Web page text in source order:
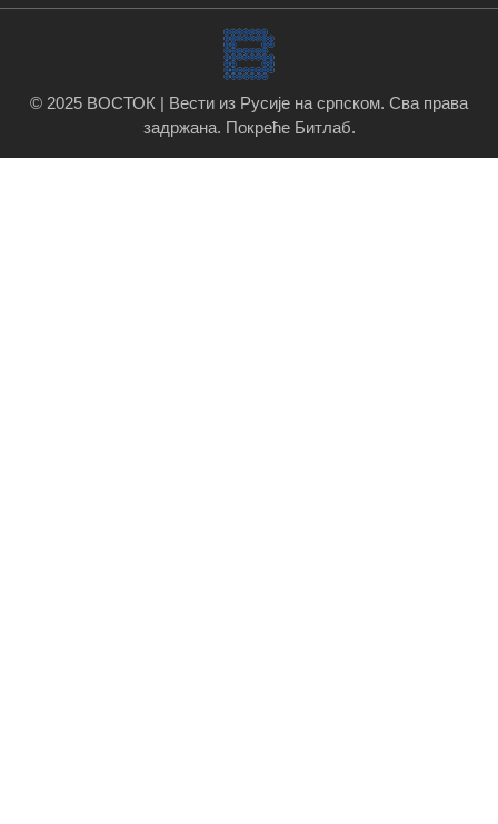
© 2025 ВОСТОК | Вести из Русије на српском. Сва права
задржана. Покреће Битлаб.